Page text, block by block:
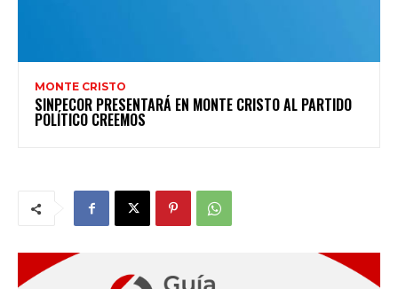
MONTE CRISTO
SINPECOR PRESENTARÁ EN MONTE CRISTO AL PARTIDO
POLÍTICO CREEMOS